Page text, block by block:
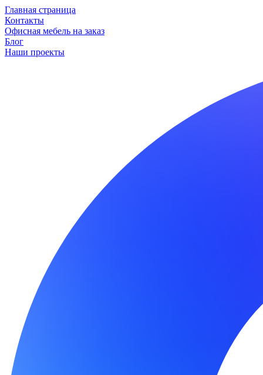
Главная страница
Контакты
Офисная мебель на заказ
Блог
Наши проекты